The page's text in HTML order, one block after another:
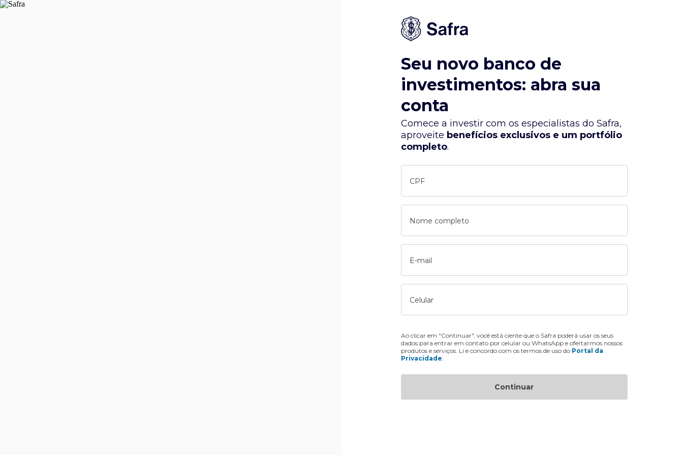
Seu novo banco de
investimentos: abra sua
conta
Comece a investir com os especialistas do Safra,
aproveite benefícios exclusivos e um portfólio
completo.
CPF
Nome completo
E-mail
Celular
Ao clicar em "Continuar", você está ciente que o Safra poderá usar os seus
dados para entrar em contato por celular ou WhatsApp e ofertarmos nossos
produtos e serviços. Li e concordo com os termos de uso do Portal da
Privacidade
Continuar